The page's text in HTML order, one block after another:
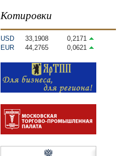
Котировки
USD 33,1908
0,2171
EUR
44,2765 0,0621